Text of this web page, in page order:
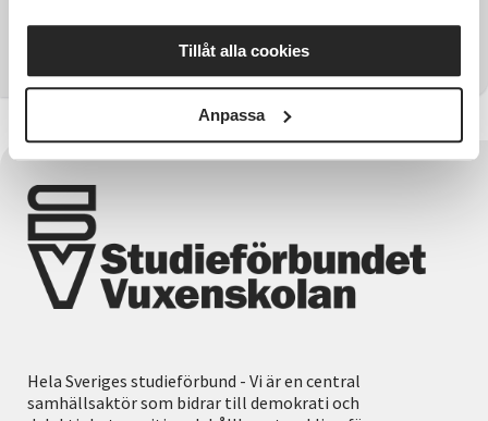
Tillåt alla cookies
Anpassa
Kontakta SV Göteborgsregionen Sydost & Sjuhärad
Hela Sveriges studieförbund - Vi är en central
samhällsaktör som bidrar till demokrati och